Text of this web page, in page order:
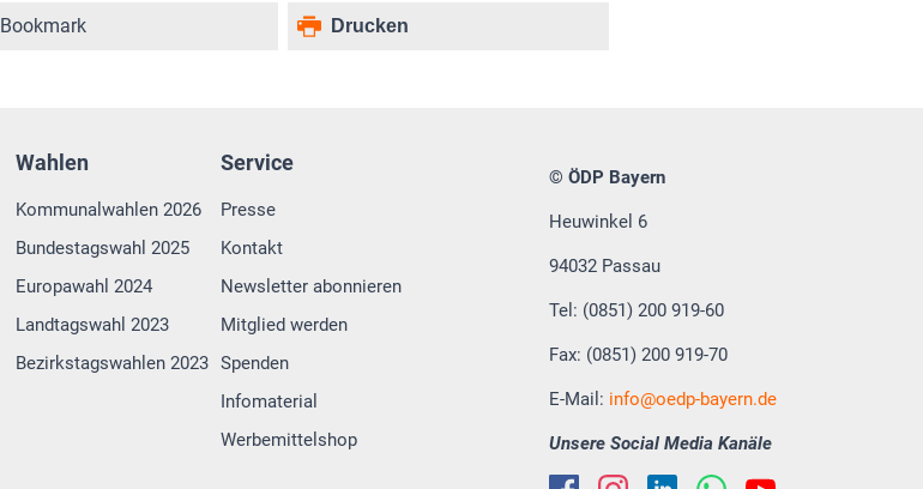
Bookmark Drucken
Wahlen
Kommunalwahlen 2026
Bundestagswahl 2025
Europawahl 2024
Landtagswahl 2023
Bezirkstagswahlen 2023
Service
Presse
Kontakt
Newsletter abonnieren
Mitglied werden
Spenden
Infomaterial
Werbemittelshop
© ÖDP Bayern
Heuwinkel 6
94032 Passau
Tel: (0851) 200 919-60
Fax: (0851) 200 919-70
E-Mail: info oedp-bayern.de
Unsere Social Media Kanäle